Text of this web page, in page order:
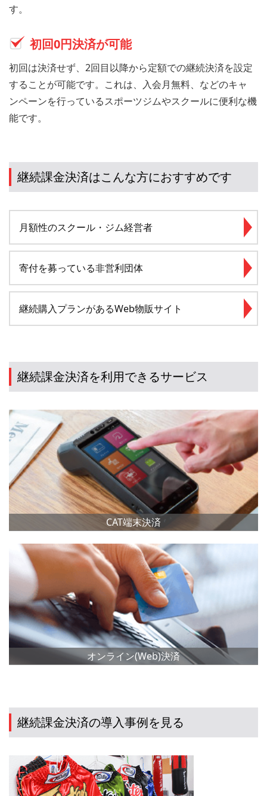
す。
初回0円決済が可能
初回は決済せず、2回目以降から定額での継続決済を設定
することが可能です。これは、入会月無料、などのキャ
ンペーンを行っているスポーツジムやスクールに便利な機
能です。
継続課金決済はこんな方におすすめです
月額性のスクール・ジム経営者
寄付を募っている非営利団体
継続購入プランがあるWeb物販サイト
継続課金決済を利用できるサービス
CAT端末決済
オンライン(Web)決済
継続課金決済の導入事例を見る